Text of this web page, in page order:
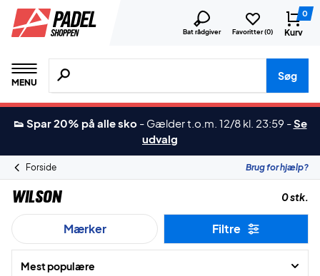
Bat rådgiver Favoritter (0)
0
Kurv
MENU
Søg efter produkter, mærker etc.
Søg
👟 Spar 20% på alle sko - Gælder t.o.m. 12/8 kl. 23:59 -Se
udvalg
Forside Brug for hjælp?
Wilson 0 stk.
Mærker Filtre
Mest populære